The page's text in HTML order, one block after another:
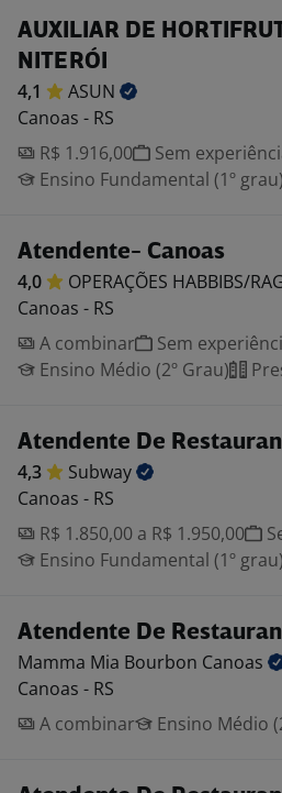
AUXILIAR DE
NITERÓI
4,1
ASUN
Canoas - RS
R$ 1.916,00
Sem
Ensino Fundamental (1º grau)
Atendente- Canoas
4,0 OPERAÇÕES HABBIBS/
Canoas - RS
A combinar
Sem
Ensino Médio (2º Grau)
Atendente De
4,3
Subway
Canoas - RS
R$ 1.850,00 a R$ 1.950,00
Ensino Fundamental (1º grau)
Atendente De
Mamma Mia Bourbon Canoas
Canoas - RS
A combinar
Ensino Médio